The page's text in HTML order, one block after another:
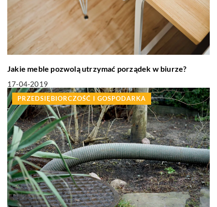
Jakie meble pozwolą utrzymać porządek w biurze?
17-04-2019
PRZEDSIĘBIORCZOŚĆ I GOSPODARKA